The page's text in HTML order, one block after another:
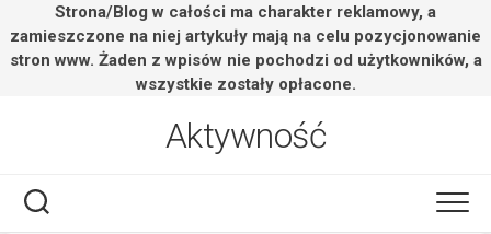
Strona/Blog w całości ma charakter reklamowy, a
zamieszczone na niej artykuły mają na celu pozycjonowanie
stron www. Żaden z wpisów nie pochodzi od użytkowników, a
wszystkie zostały opłacone.
Aktywność